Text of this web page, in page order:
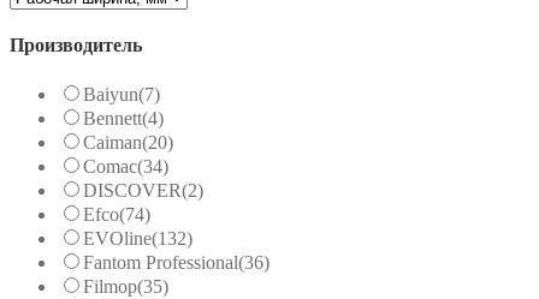
Производитель
Baiyun(7)
Bennett(4)
Caiman(20)
Comac(34)
DISCOVER(2)
Efco(74)
EVOline(132)
Fantom Professional(36)
Filmop(35)